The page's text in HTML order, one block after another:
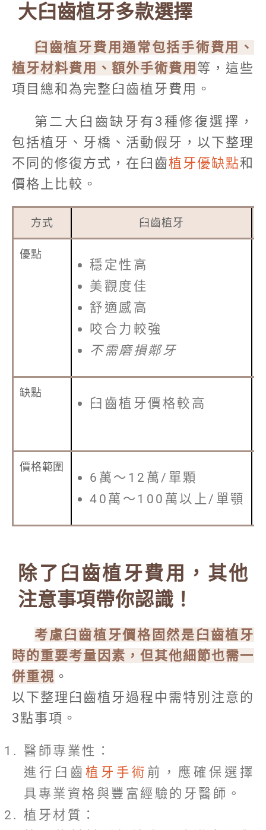
大臼齒植牙多款選擇
臼齒植牙費用通常包括手術費用、
植牙材料費用、額外手術費用 等，這些
項目總和為完整臼齒植牙費用。
第二大臼齒缺牙有3種修復選擇，
包括植牙、牙橋、活動假牙，以下整理
不同的修復方式，在臼齒植牙優缺點和
價格上比較。
方式 臼齒植牙
優點
穩定性高
美觀度佳
舒適感高
咬合力較強
不需磨損鄰牙
缺點
臼齒植牙價格較高
價格範圍
6萬～12萬/單顆
40萬～100萬以上/單顎
除了臼齒植牙費用，其他
注意事項帶你認識！
考慮臼齒植牙價格固然是臼齒植牙
時的重要考量因素，但其他細節也需一
併重視 。
以下整理臼齒植牙過程中需特別注意的
3點事項。
醫師專業性：
進行臼齒 植牙手術 前，應確保選擇
具專業資格與豐富經驗的牙醫師。
植牙材質：